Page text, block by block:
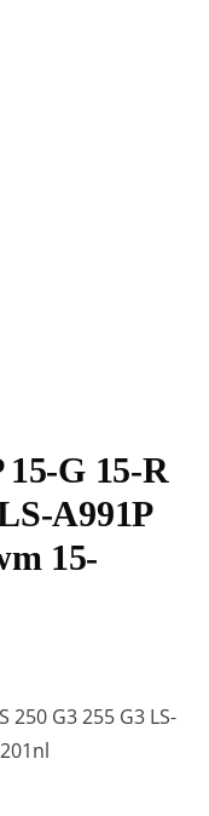
G 15-R
A991P
15-
250 G3 255 G3 LS-